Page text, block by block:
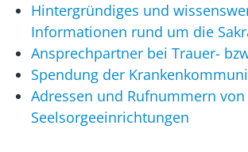
Hintergründiges und
Informationen rund um die
Ansprechpartner bei Trauer-
Spendung der
Adressen und Rufnummern von
Seelsorgeeinrichtungen